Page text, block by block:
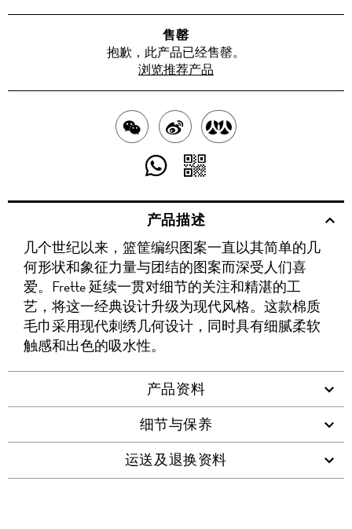
售罄
抱歉，此产品已经售罄。
浏览推荐产品
分
享
WECHAT
分
享
WEIBO
分
分
享
至
WHATSAPP
享
维
码
产品描述
几个世纪以来，篮筐编织图案一直以其简单的几
何形状和象征力量与团结的图案而深受人们喜
爱。Frette 延续一贯对细节的关注和精湛的工
艺，将这一经典设计升级为现代风格。这款棉质
毛巾采用现代刺绣几何设计，同时具有细腻柔软
触感和出色的吸水性。
产品资料
细节与保养
运送及退换资料